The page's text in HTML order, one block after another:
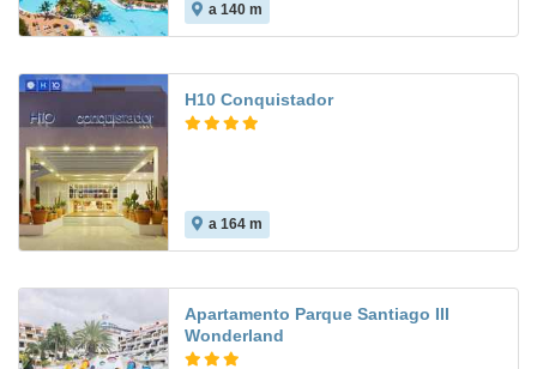
a 140 m
H10 Conquistador
a 164 m
Apartamento Parque Santiago III
Wonderland